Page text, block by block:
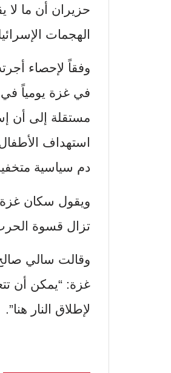
الهجمات
في غزة يومياً
مستقلة إلى أن
استهداف
دم سياسية
ويقول سكان غزة
تزال قسوة
وقالت سالي
غزة: “يمكن أن
لإطلاق النار هنا”.